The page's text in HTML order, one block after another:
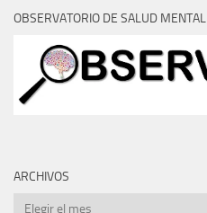
OBSERVATORIO DE SALUD MENTAL
ARCHIVOS
Archivos